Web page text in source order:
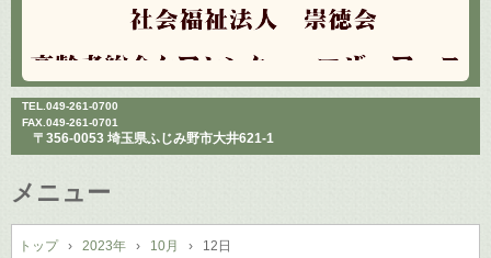
TEL. 049-261-0700
FAX.049-261-0701
〒356-0053 埼玉県ふじみ野市大井621-1
メニュー
コ
ントップ › 2023年 › 10月 › 12日